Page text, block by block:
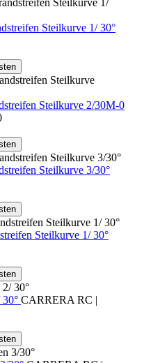
Steilkurve 1/ 30°
Steilkurve 2/30M-0
Steilkurve 3/30°
Steilkurve 1/ 30°
CARRERA RC |